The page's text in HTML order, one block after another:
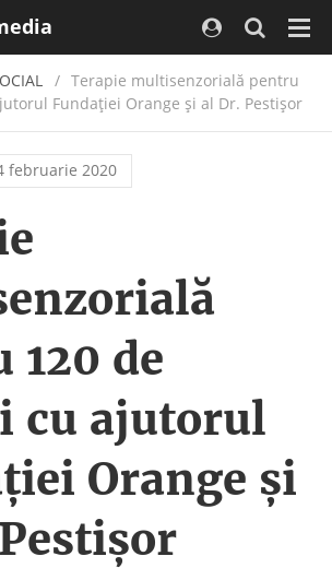
Terapie multisenzorială pentru
Fundației Orange și al Dr. Pestișor
februarie 2020
120 de
cu ajutorul
Orange și